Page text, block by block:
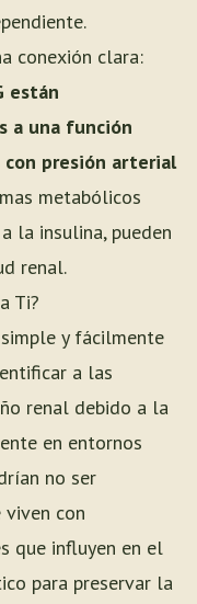
conexión clara:
están
a una función
presión arterial
metabólicos
la insulina, pueden
renal.
Ti?
y fácilmente
a las
renal debido a la
en entornos
no ser
viven con
que influyen en el
para preservar la